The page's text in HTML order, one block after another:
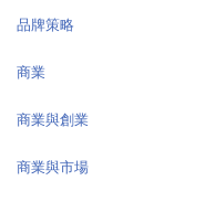
品牌策略
商業
商業與創業
商業與市場